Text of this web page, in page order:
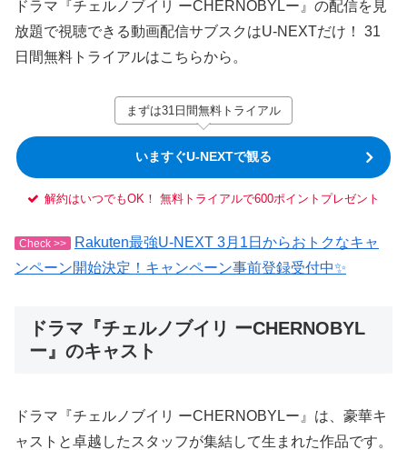
ドラマ『チェルノブイリ ーCHERNOBYLー』の配信を見
放題で視聴できる動画配信サブスクはU-NEXTだけ！ 31
日間無料トライアルはこちらから。
まずは31日間無料トライアル
いますぐU-NEXTで観る
解約はいつでもOK！ 無料トライアルで600ポイントプレゼント
Check >>
Rakuten最強U-NEXT 3月1日からおトクなキャ
ンペーン開始決定！キャンペーン事前登録受付中✨
ドラマ『チェルノブイリ ーCHERNOBYL
ー』のキャスト
ドラマ『チェルノブイリ ーCHERNOBYLー』は、豪華キ
ャストと卓越したスタッフが集結して生まれた作品です。